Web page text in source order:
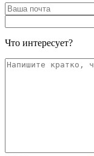
Что интересует?